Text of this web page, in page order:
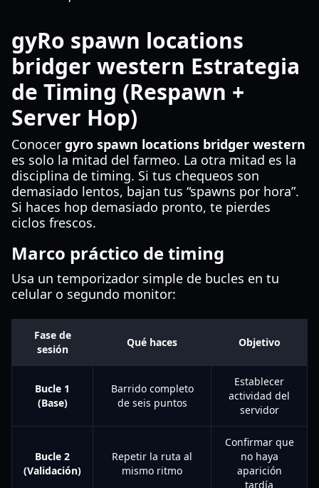
gyRo spawn locations
bridger western Estrategia
de Timing (Respawn +
Server Hop)
Conocer gyro spawn locations bridger western
es solo la mitad del farmeo. La otra mitad es la
disciplina de timing. Si tus chequeos son
demasiado lentos, bajan tus “spawns por hora”.
Si haces hop demasiado pronto, te pierdes
ciclos frescos.
Marco práctico de timing
Usa un temporizador simple de bucles en tu
celular o segundo monitor:
Fase de
sesión
Qué haces Objetivo
Bucle 1
(Base)
Barrido completo
de seis puntos
Establecer
actividad del
servidor
Bucle 2
(Validación)
Repetir la ruta al
mismo ritmo
Confirmar que
no haya
aparición
tardía